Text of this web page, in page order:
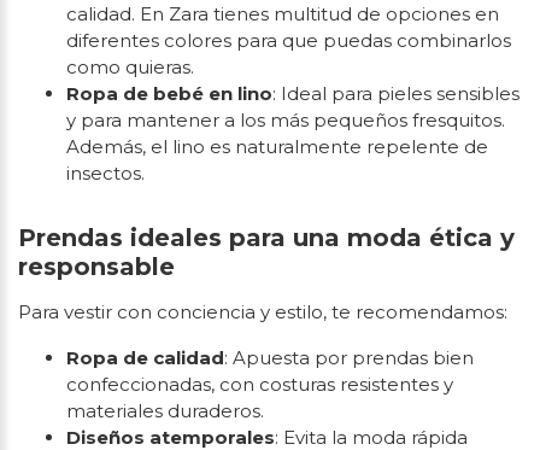
calidad. En Zara tienes multitud de opciones en
diferentes colores para que puedas combinarlos
como quieras.
Ropa de bebé en lino: Ideal para pieles sensibles
y para mantener a los más pequeños fresquitos.
Además, el lino es naturalmente repelente de
insectos.
Prendas ideales para una moda ética y
responsable
Para vestir con conciencia y estilo, te recomendamos:
Ropa de calidad: Apuesta por prendas bien
confeccionadas, con costuras resistentes y
materiales duraderos.
Diseños atemporales: Evita la moda rápida